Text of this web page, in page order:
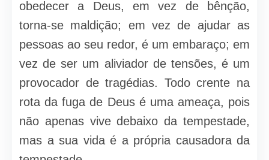
obedecer a Deus, em vez de bênção,
torna-se maldição; em vez de ajudar as
pessoas ao seu redor, é um embaraço; em
vez de ser um aliviador de tensões, é um
provocador de tragédias. Todo crente na
rota da fuga de Deus é uma ameaça, pois
não apenas vive debaixo da tempestade,
mas a sua vida é a própria causadora da